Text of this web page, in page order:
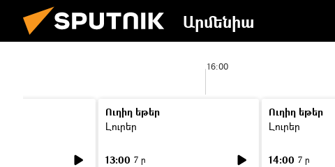
Արմենիա
16:00
Ուղիղ եթեր
Լուրեր
13:00 7 ր
Ուղիղ եթեր
Լուրեր
14:00 7 ր